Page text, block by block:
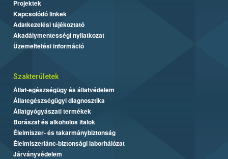
Projektek
Kapcsolódó linkek
Adatkezelési tájékoztató
Akadálymentességi nyilatkozat
Üzemeltetési információ
Szakterületek
Állat-egészségügy és állatvédelem
Állategészségügyi diagnosztika
Állatgyógyászati termékek
Borászat és alkoholos italok
Élelmiszer- és takarmánybiztonság
Élelmiszerlánc-biztonsági laborhálózat
Járványvédelem